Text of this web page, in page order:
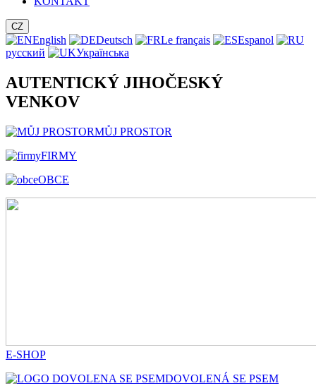
CZ
English Deutsch Le français
Espanol
русский
Українська
AUTENTICKÝ JIHOČESKÝ
VENKOV
MŮJ PROSTOR
FIRMY
OBCE
E-SHOP
DOVOLENÁ SE PSEM